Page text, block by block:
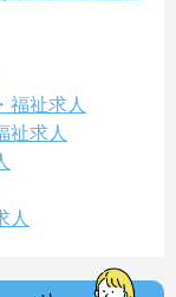
福祉求人
祉求人
人